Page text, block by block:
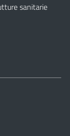
sanitarie